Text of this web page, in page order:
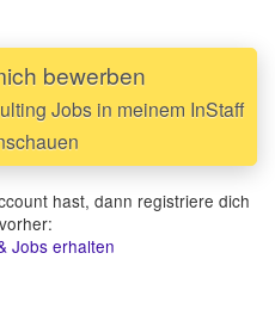
bewerben
Jobs in meinem InStaff
hast, dann registriere dich
Jobs erhalten